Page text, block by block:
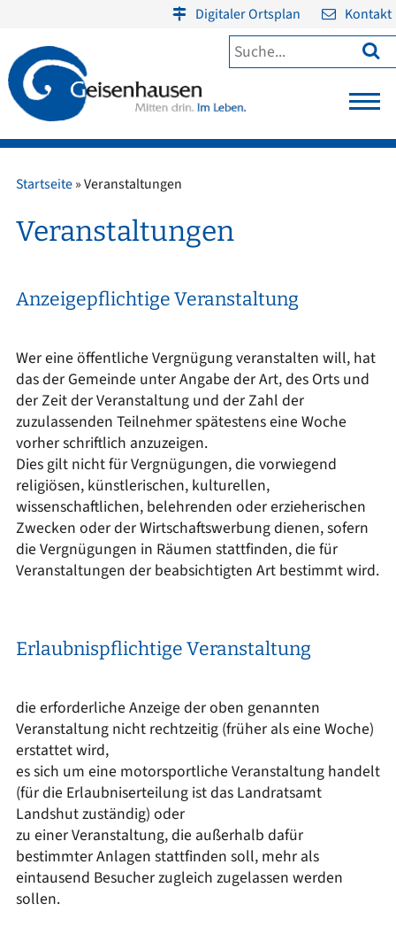
Digitaler Ortsplan Kontakt

Startseite»Veranstaltungen
Veranstaltungen
Anzeigepflichtige Veranstaltung
Wer eine öffentliche Vergnügung veranstalten will, hat
das der Gemeinde unter Angabe der Art, des Orts und
der Zeit der Veranstaltung und der Zahl der
zuzulassenden Teilnehmer spätestens eine Woche
vorher schriftlich anzuzeigen.
Dies gilt nicht für Vergnügungen, die vorwiegend
religiösen, künstlerischen, kulturellen,
wissenschaftlichen, belehrenden oder erzieherischen
Zwecken oder der Wirtschaftswerbung dienen, sofern
die Vergnügungen in Räumen stattfinden, die für
Veranstaltungen der beabsichtigten Art bestimmt wird.
Erlaubnispflichtige Veranstaltung
die erforderliche Anzeige der oben genannten
Veranstaltung nicht rechtzeitig (früher als eine Woche)
erstattet wird,
es sich um eine motorsportliche Veranstaltung handelt
(für die Erlaubniserteilung ist das Landratsamt
Landshut zuständig) oder
zu einer Veranstaltung, die außerhalb dafür
bestimmter Anlagen stattfinden soll, mehr als
eintausend Besucher zugleich zugelassen werden
sollen.